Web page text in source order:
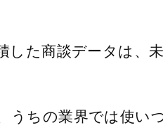
た商談データは、
うちの業界では使